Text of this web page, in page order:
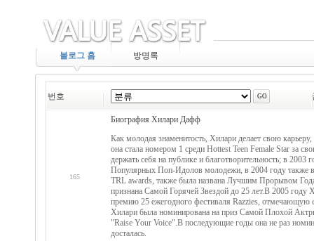
블로그 홈 방명록
번호
165
Биография Хилари Дафф
Как молодая знаменитость, Хилари делает свою
она стала номером 1 среди Hottest Teen Female Star за
держать себя на публике и благотворительность; в 2003
Популярных Поп-Идолов молодежи, в 2004 году также
TRL awards, также была названа Лучшим Прорывом
признана Самой Горячей Звездой до 25 лет.В 2005 году
премию 25 ежегодного фестиваля Razzies, отмечающую
Хилари была номинирована на приз Самой Плохой
"Raise Your Voice".В последующие годы она не раз
досталась.